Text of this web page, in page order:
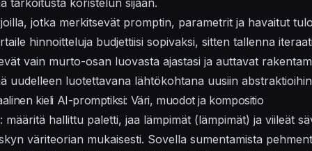
tarkoitusta koristelun sijaan.
, jotka merkitsevät promptin, parametrit ja havaitut
hinnoitteluja budjettiisi sopivaksi, sitten tallenna
vain murto-osan luovasta ajastasi ja auttavat
uudelleen luotettavana lähtökohtana uusiin
kieli AI-promptiksi: Väri, muodot ja kompositio
määritä hallittu paletti, jaa lämpimät (lämpimät) ja viileät
väriteorian mukaisesti. Sovella sumentamista